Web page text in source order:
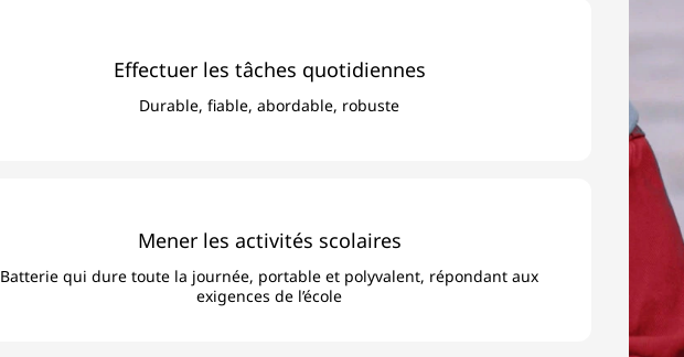
Effectuer les tâches quotidiennes
Durable, fiable, abordable, robuste
Mener les activités scolaires
Batterie qui dure toute la journée, portable et polyvalent, répondant aux
exigences de l’école